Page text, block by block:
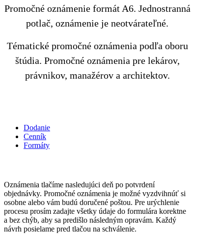
Promočné oznámenie formát A6. Jednostranná
potlač, oznámenie je neotvárateľné.
Tématické promočné oznámenia podľa oboru
štúdia. Promočné oznámenia pre lekárov,
právnikov, manažérov a architektov.
Dodanie
Cenník
Formáty
Oznámenia tlačíme nasledujúci deň po potvrdení
objednávky. Promočné oznámenia je možné vyzdvihnúť si
osobne alebo vám budú doručené poštou. Pre urýchlenie
procesu prosím zadajte všetky údaje do formulára korektne
a bez chýb, aby sa predišlo následným opravám. Každý
návrh posielame pred tlačou na schválenie.